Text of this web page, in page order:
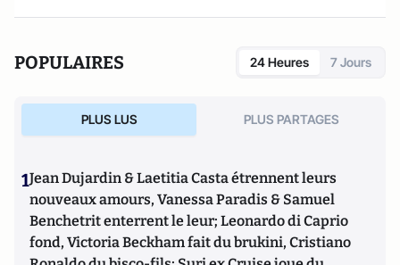
POPULAIRES 24 Heures 7 Jours
PLUS LUS PLUS PARTAGES
1Jean Dujardin & Laetitia Casta étrennent leurs
nouveaux amours, Vanessa Paradis & Samuel
Benchetrit enterrent le leur; Leonardo di Caprio
fond, Victoria Beckham fait du brukini, Cristiano